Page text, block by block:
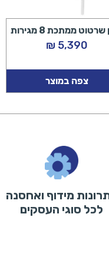
ממתכת 8 מגירות
5,390
₪
צפה במוצר
מידוף ואחסנה
לכל סוגי העסקים